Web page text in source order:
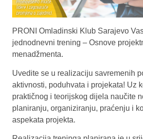
PRONI Omladinski Klub Sarajevo
jednodnevni trening – Osnove
menadžmenta.
Uvedite se u realizaciju savremenih
aktivnosti, poduhvata i projekata! Uz
praktičnog i teorijskog dijela naučite
planiranju, organiziranju, praćenju i
aspekata projekta.